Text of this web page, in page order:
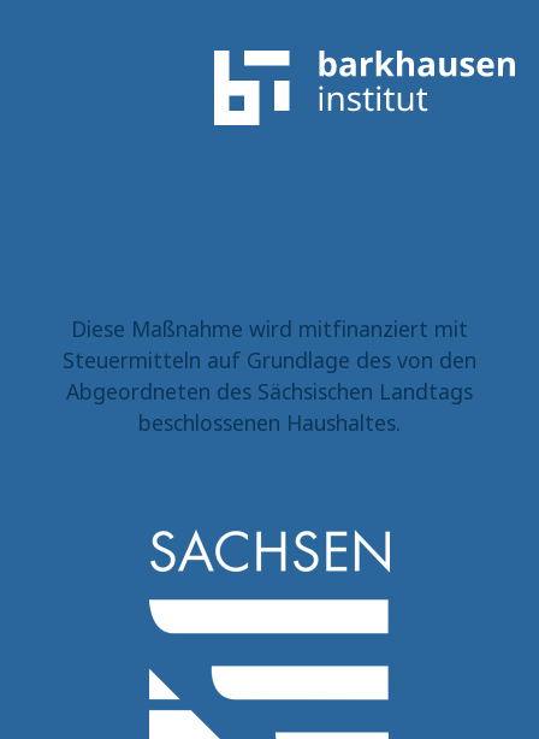
Diese Maßnahme wird mitfinanziert mit
Steuermitteln auf Grundlage des von den
Abgeordneten des Sächsischen Landtags
beschlossenen Haushaltes.